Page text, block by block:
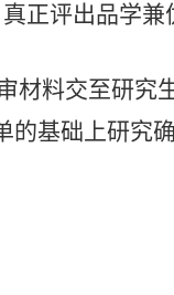
正评出品学兼
材料交至研究
基础上研究